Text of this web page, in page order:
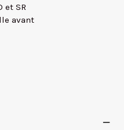
et SR
avant